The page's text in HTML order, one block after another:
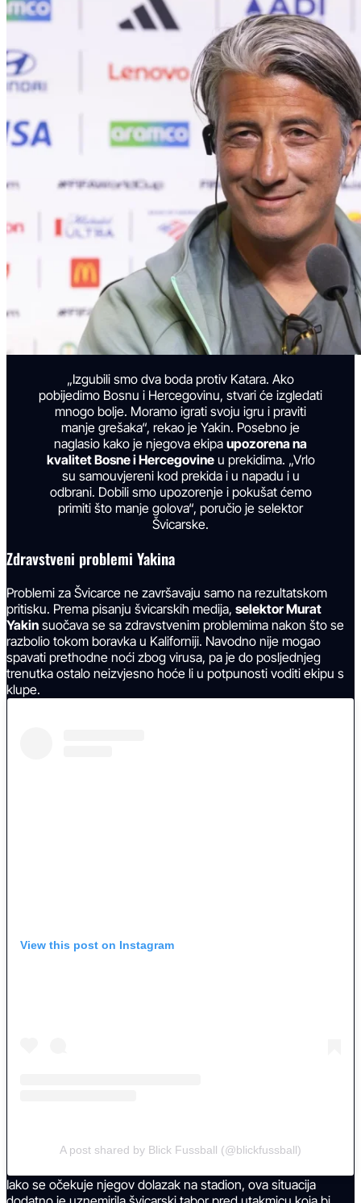
„Izgubili smo dva boda protiv Katara. Ako
pobijedimo Bosnu i Hercegovinu, stvari će izgledati
mnogo bolje. Moramo igrati svoju igru i praviti
manje grešaka“, rekao je Yakin. Posebno je
naglasio kako je njegova ekipa upozorena na
kvalitet Bosne i Hercegovineu prekidima. „Vrlo
su samouvjereni kod prekida i u napadu i u
odbrani. Dobili smo upozorenje i pokušat ćemo
primiti što manje golova“, poručio je selektor
Švicarske.
Zdravstveni problemi Yakina
Problemi za Švicarce ne završavaju samo na rezultatskom
pritisku. Prema pisanju švicarskih medija, selektor Murat
Yakin suočava se sa zdravstvenim problemima nakon što se
razbolio tokom boravka u Kaliforniji. Navodno nije mogao
spavati prethodne noći zbog virusa, pa je do posljednjeg
trenutka ostalo neizvjesno hoće li u potpunosti voditi ekipu s
klupe.
View this post on Instagram
A post shared by Blick Fussball (@blickfussball)
Iako se očekuje njegov dolazak na stadion, ova situacija